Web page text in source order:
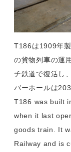
T186は1909年
の貨物列車の運
チ鉄道で復活し
バーホールは
T186 was built
when it last
goods train. It
Railway and is